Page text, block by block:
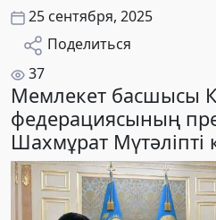
25 сентября, 2025
Поделиться
37
Мемлекет басшысы
федерациясының
Шахмұрат